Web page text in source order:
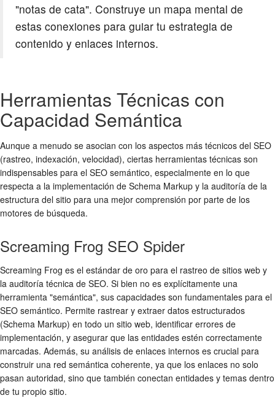
"notas de cata". Construye un mapa mental de
estas conexiones para guiar tu estrategia de
contenido y enlaces internos.
Herramientas Técnicas con
Capacidad Semántica
Aunque a menudo se asocian con los aspectos más técnicos del SEO
(rastreo, indexación, velocidad), ciertas herramientas técnicas son
indispensables para el SEO semántico, especialmente en lo que
respecta a la implementación de Schema Markup y la auditoría de la
estructura del sitio para una mejor comprensión por parte de los
motores de búsqueda.
Screaming Frog SEO Spider
Screaming Frog es el estándar de oro para el rastreo de sitios web y
la auditoría técnica de SEO. Si bien no es explícitamente una
herramienta "semántica", sus capacidades son fundamentales para el
SEO semántico. Permite rastrear y extraer datos estructurados
(Schema Markup) en todo un sitio web, identificar errores de
implementación, y asegurar que las entidades estén correctamente
marcadas. Además, su análisis de enlaces internos es crucial para
construir una red semántica coherente, ya que los enlaces no solo
pasan autoridad, sino que también conectan entidades y temas dentro
de tu propio sitio.